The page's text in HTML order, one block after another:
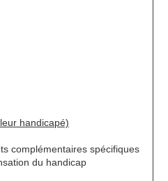
handicapé)
complémentaires spécifiques
du handicap